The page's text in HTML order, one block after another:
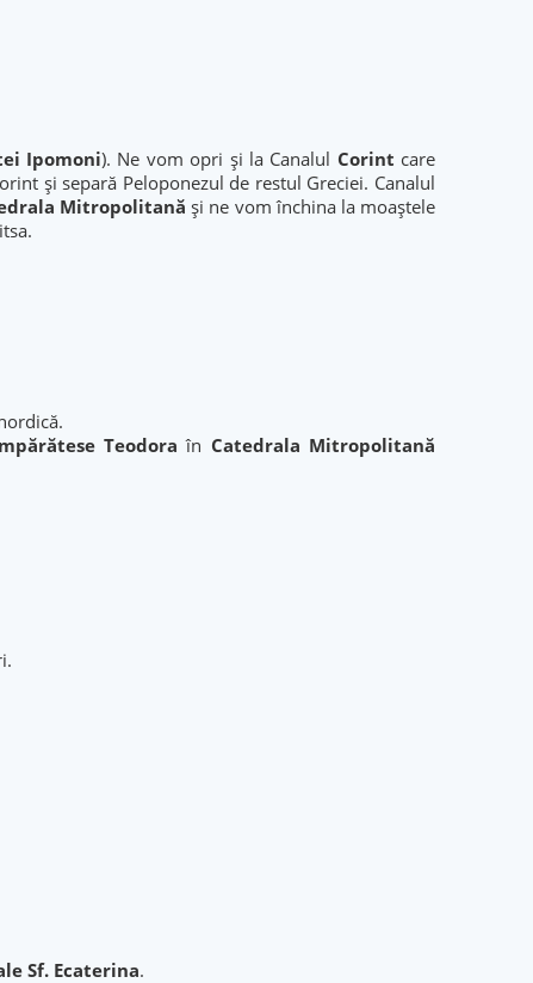
Ipomoni). Ne vom opri și la Canalul Corint care
și separă Peloponezul de restul Greciei. Canalul
Mitropolitanăși ne vom închina la moaştele
Teodora în Catedrala Mitropolitană
Sf. Ecaterina.